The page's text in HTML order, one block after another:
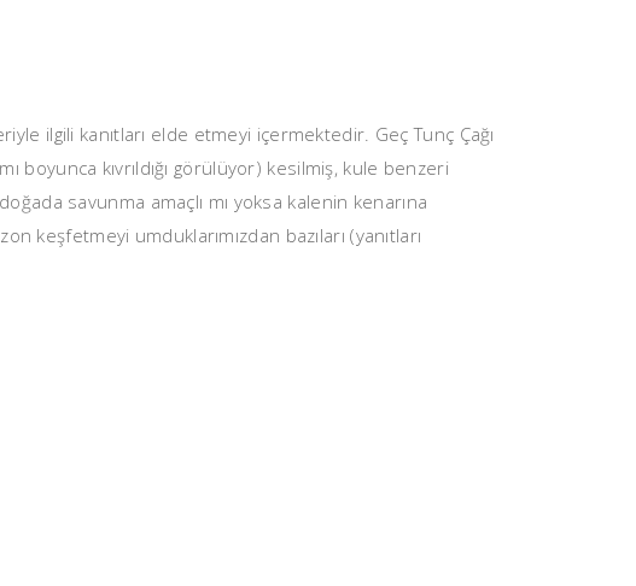
ilgili kanıtları elde etmeyi içermektedir. Geç Tunç Çağı
boyunca kıvrıldığı görülüyor) kesilmiş, kule benzeri
savunma amaçlı mı yoksa kalenin kenarına
umduklarımızdan bazıları (yanıtları